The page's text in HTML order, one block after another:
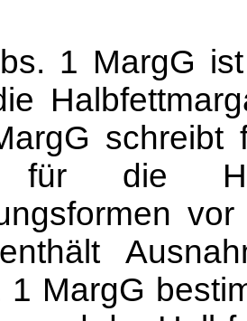
1 MargG
für die
1 MargG